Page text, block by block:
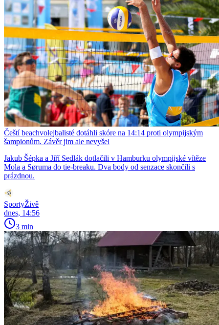
Čeští beachvolejbalisté dotáhli skóre na 14:14 proti olympijským
šampionům. Závěr jim ale nevyšel
Jakub Šépka a Jiří Sedlák dotlačili v Hamburku olympijské vítěze
Mola a Søruma do tie-breaku. Dva body od senzace skončili s
prázdnou.
SportyŽivě
dnes, 14:56
3 min